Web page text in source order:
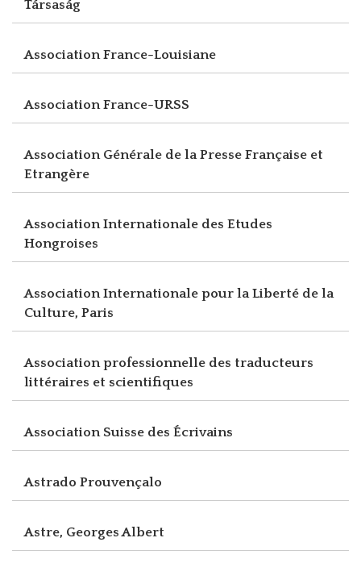
Társaság
Association France-Louisiane
Association France-URSS
Association Générale de la Presse Française et
Etrangère
Association Internationale des Etudes
Hongroises
Association Internationale pour la Liberté de la
Culture, Paris
Association professionnelle des traducteurs
littéraires et scientifiques
Association Suisse des Écrivains
Astrado Prouvençalo
Astre, Georges Albert